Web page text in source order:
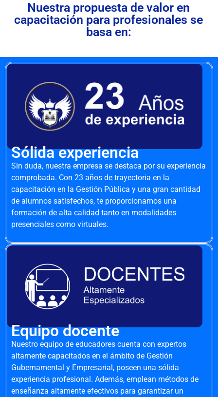
Nuestra propuesta de valor en
capacitación para profesionales se
basa en:
Sólida experiencia
Sin duda, nuestra empresa se destaca por su experiencia
comprobada. Con 23 años de trayectoria en la
capacitación en la Gestión Pública y una gran cantidad
de alumnos satisfechos, te proporcionamos una
formación de alta calidad tanto en modalidades
presenciales como virtuales.
Equipo docente
Nuestro equipo de educadores cuenta con expertos
altamente capacitados en el ámbito de Gestión
Gubernamental y Empresarial, poseen una sólida
experiencia profesional. Además, emplean métodos de
enseñanza altamente efectivos para garantizar un